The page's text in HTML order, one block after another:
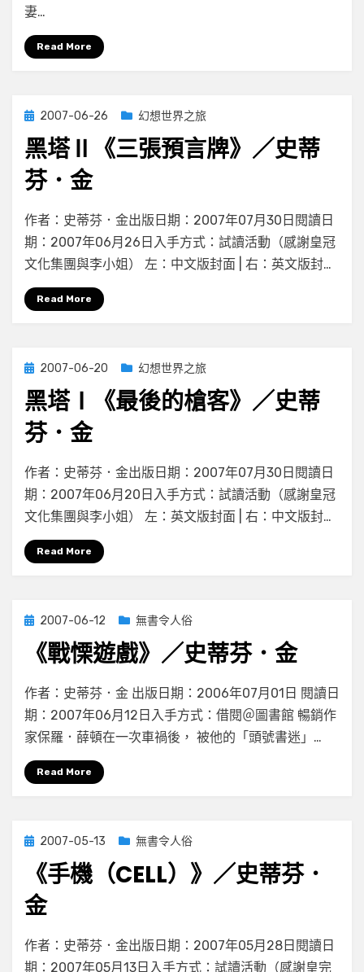
史
中
妻…
Read More
Posted
2007-06-26 幻想世界之旅
黑塔Ⅱ《三張預言牌》／史蒂
芬．金
by 小云
在
〈黑
塔
Ⅱ《三
張
預
史
蒂
芬．
金〉
中
有 5 則留言
作者：史蒂芬．金出版日期：2007年07月30日閱讀日
期：2007年06月26日入手方式：試讀活動（感謝皇冠
文化集團與李小姐） 左：中文版封面 | 右：英文版封…
Read More
Posted
2007-06-20 幻想世界之旅
黑塔Ⅰ《最後的槍客》／史蒂
芬．金
by 小云
Leave a commenton
黑
塔
Ⅰ《最
史
蒂
芬．
作者：史蒂芬．金出版日期：2007年07月30日閱讀日
期：2007年06月20日入手方式：試讀活動（感謝皇冠
文化集團與李小姐） 左：英文版封面 | 右：中文版封…
Read More
Posted
2007-06-12 無書令人俗
《戰慄遊戲》／史蒂芬．金
by 小云
Leave a commenton
《戰
慄
遊
金
作者：史蒂芬．金 出版日期：2006年07月01日 閱讀日
期：2007年06月12日入手方式：借閱＠圖書館 暢銷作
家保羅．薛頓在一次車禍後， 被他的「頭號書迷」…
Read More
Posted
2007-05-13 無書令人俗
《手機（CELL）》／史蒂芬．
金
by 小云
在
〈《手
有 14 則留言
作者：史蒂芬．金出版日期：2007年05月28日閱讀日
期：2007年05月13日入手方式：試讀活動（感謝皇完